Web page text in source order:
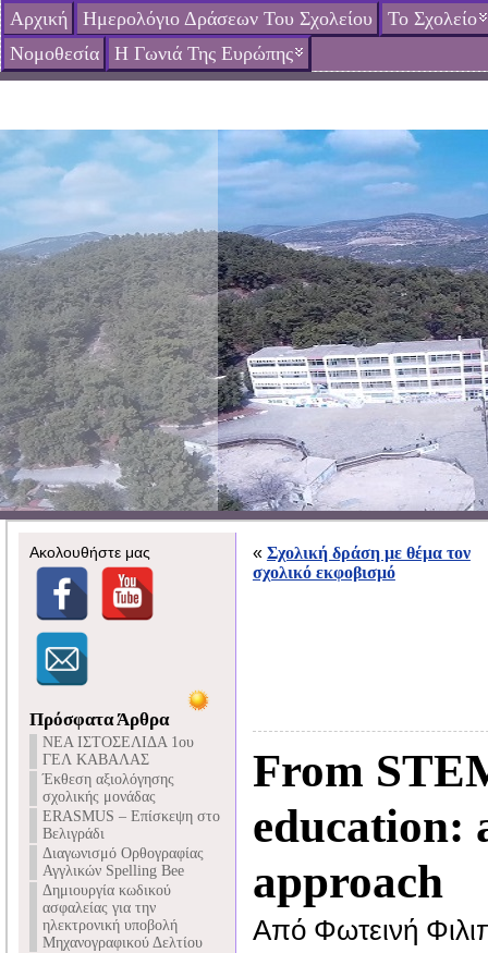
Αρχική Ημερολόγιο Δράσεων Του Σχολείου
Το Σχολείο
Νομοθεσία
Η Γωνιά Της Ευρώπης
Ακολουθήστε μας
Πρόσφατα Άρθρα
NEA ΙΣΤΟΣΕΛΙΔΑ 1ου
ΓΕΛ ΚΑΒΑΛΑΣ
Έκθεση αξιολόγησης
σχολικής μονάδας
ERASMUS – Επίσκεψη στο
Βελιγράδι
Διαγωνισμό Ορθογραφίας
Αγγλικών Spelling Bee
Δημιουργία κωδικού
ασφαλείας για την
ηλεκτρονική υποβολή
Μηχανογραφικού Δελτίου
« Σχολική δράση με θέμα τον
σχολικό εκφοβισμό
From
education:
approach
Από Φωτεινή